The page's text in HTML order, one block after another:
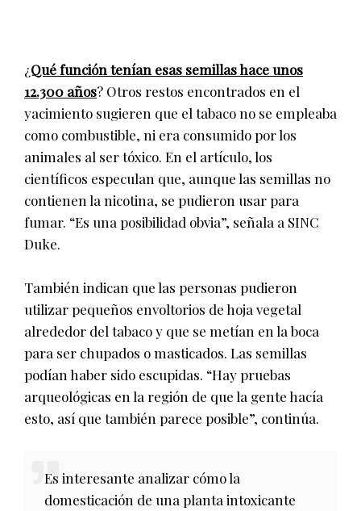
¿Qué función tenían esas semillas hace unos
12.300 años? Otros restos encontrados en el
yacimiento sugieren que el tabaco no se empleaba
como combustible, ni era consumido por los
animales al ser tóxico. En el artículo, los
científicos especulan que, aunque las semillas no
contienen la nicotina, se pudieron usar para
fumar. “Es una posibilidad obvia”, señala a SINC
Duke.
También indican que las personas pudieron
utilizar pequeños envoltorios de hoja vegetal
alrededor del tabaco y que se metían en la boca
para ser chupados o masticados. Las semillas
podían haber sido escupidas. “Hay pruebas
arqueológicas en la región de que la gente hacía
esto, así que también parece posible”, continúa.
Es interesante analizar cómo la
domesticación de una planta intoxicante